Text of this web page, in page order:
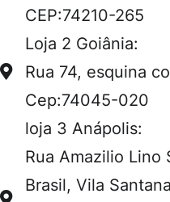
CEP:74210-265
Loja 2 Goiânia:
Rua 74, esquina
Cep:74045-020
loja 3 Anápolis:
Rua Amazilio Lino
Brasil, Vila